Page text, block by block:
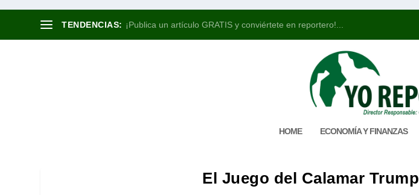
TENDENCIAS: ¡Publica un artículo GRATIS y conviértete en reportero!...
HOME ECONOMÍA Y FINANZAS
El Juego del Calamar Trump